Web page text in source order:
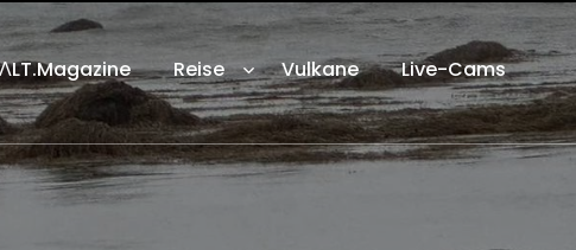
Reise Vulkane Live-Cams